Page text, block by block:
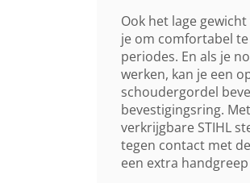
Ook het lage gewicht
je om comfortabel
periodes. En als je
werken, kan je een
schoudergordel
bevestigingsring.
verkrijgbare STIHL
tegen contact met
een extra